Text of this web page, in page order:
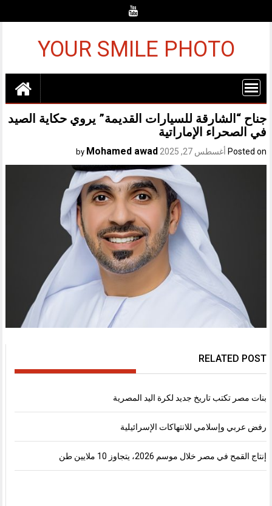
YOUR SMILE PHOTO
جناح “الشارقة للسيارات القديمة” يروي حكاية الصيد
في الصحراء الإماراتية
Posted on أغسطس 27, 2025 Mohamed awad
RELATED POST
بنات مصر تكتب تاريخ جديد لكرة اليد المصرية
رفض عربي وإسلامي للانتهاكات الإسرائيلية
إنتاج القمح في مصر خلال موسم 2026، يتجاوز 10 ملايين طن